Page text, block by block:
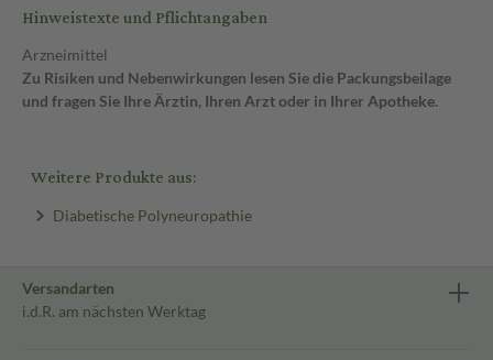
Hinweistexte und Pflichtangaben
Arzneimittel
Zu Risiken und Nebenwirkungen lesen Sie die Packungsbeilage
und fragen Sie Ihre Ärztin, Ihren Arzt oder in Ihrer Apotheke.
Weitere Produkte aus:
Diabetische Polyneuropathie
Versandarten
i.d.R. am nächsten Werktag